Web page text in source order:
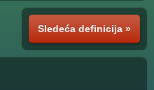
Sledeća definicija »